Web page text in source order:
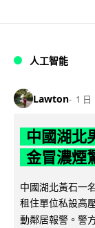
人工智能
Lawton 1 日
中國湖北
金冒濃煙
中國湖北黃石一
租住單位私設高
動鄰居報警。警